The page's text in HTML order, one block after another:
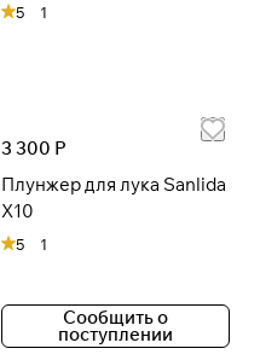
5 1
3 300 Р
Плунжер для лука Sanlida
X10
5 1
Сообщить о
поступлении